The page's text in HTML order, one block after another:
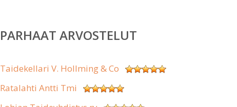
PARHAAT ARVOSTELUT
Taidekellari V. Hollming & Co
Ratalahti Antti Tmi